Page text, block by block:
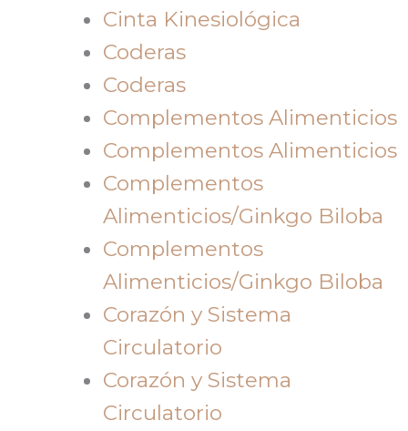
Cinta Kinesiológica
Coderas
Coderas
Complementos Alimenticios
Complementos Alimenticios
Complementos
Alimenticios/Ginkgo Biloba
Complementos
Alimenticios/Ginkgo Biloba
Corazón y Sistema
Circulatorio
Corazón y Sistema
Circulatorio